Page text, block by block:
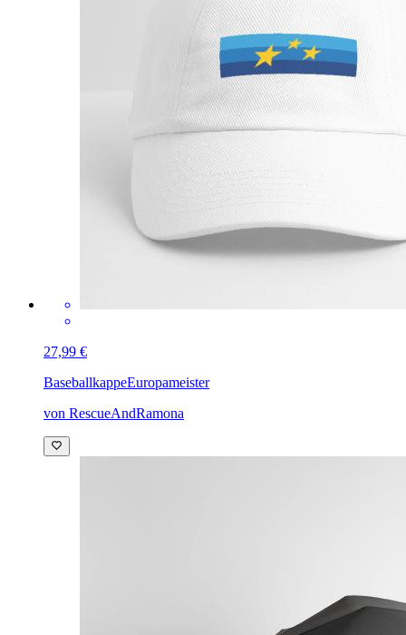
27,99 €
BaseballkappeEuropameister
von RescueAndRamona